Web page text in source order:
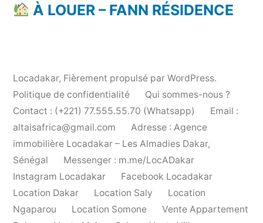
À LOUER – FANN RÉSIDENCE
Locadakar, Fièrement propulsé par WordPress.
Politique de confidentialité
Qui sommes-nous ?
Contact : (+221) 77.555.55.70 (Whatsapp)
Email :
altaisafrica@gmail.com
Adresse : Agence
immobilière Locadakar – Les Almadies Dakar,
Sénégal
Messenger : m.me/LocADakar
Instagram Locadakar
Facebook Locadakar
Location Dakar
Location Saly
Location
Ngaparou
Location Somone
Vente Appartement